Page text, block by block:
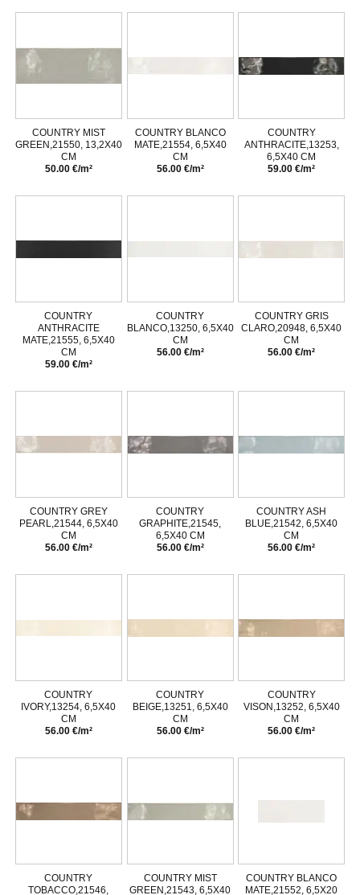
COUNTRY MIST
GREEN,21550, 13,2X40
CM
50.00 €/m²
COUNTRY BLANCO
MATE,21554, 6,5X40
CM
56.00 €/m²
COUNTRY
ANTHRACITE,13253,
6,5X40 CM
59.00 €/m²
COUNTRY
ANTHRACITE
MATE,21555, 6,5X40
CM
59.00 €/m²
COUNTRY
BLANCO,13250, 6,5X40
CM
56.00 €/m²
COUNTRY GRIS
CLARO,20948, 6,5X40
CM
56.00 €/m²
COUNTRY GREY
PEARL,21544, 6,5X40
CM
56.00 €/m²
COUNTRY
GRAPHITE,21545,
6,5X40 CM
56.00 €/m²
COUNTRY ASH
BLUE,21542, 6,5X40
CM
56.00 €/m²
COUNTRY
IVORY,13254, 6,5X40
CM
56.00 €/m²
COUNTRY
BEIGE,13251, 6,5X40
CM
56.00 €/m²
COUNTRY
VISON,13252, 6,5X40
CM
56.00 €/m²
COUNTRY
TOBACCO,21546,
COUNTRY MIST
GREEN,21543, 6,5X40
COUNTRY BLANCO
MATE,21552, 6,5X20